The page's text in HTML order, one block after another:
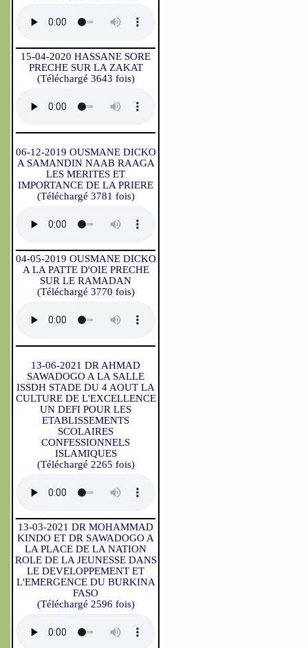
15-04-2020 HASSANE SORE
PRECHE SUR LA ZAKAT
(Téléchargé 3643 fois)
06-12-2019 OUSMANE DICKO
A SAMANDIN NAAB RAAGA
LES MERITES ET
IMPORTANCE DE LA PRIERE
(Téléchargé 3781 fois)
04-05-2019 OUSMANE DICKO
A LA PATTE D'OIE PRECHE
SUR LE RAMADAN
(Téléchargé 3770 fois)
13-06-2021 DR AHMAD
SAWADOGO A LA SALLE
ISSDH STADE DU 4 AOUT LA
CULTURE DE L'EXCELLENCE
UN DEFI POUR LES
ETABLISSEMENTS
SCOLAIRES
CONFESSIONNELS
ISLAMIQUES
(Téléchargé 2265 fois)
13-03-2021 DR MOHAMMAD
KINDO ET DR SAWADOGO A
LA PLACE DE LA NATION
ROLE DE LA JEUNESSE DANS
LE DEVELOPPEMENT ET
L'EMERGENCE DU BURKINA
FASO
(Téléchargé 2596 fois)